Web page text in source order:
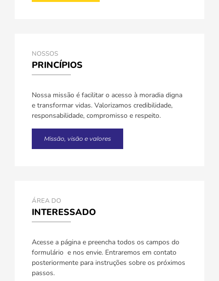
NOSSOS
PRINCÍPIOS
Nossa missão é facilitar o acesso à moradia digna
e transformar vidas. Valorizamos credibilidade,
responsabilidade, compromisso e respeito.
Missão, visão e valores
ÁREA DO
INTERESSADO
Acesse a página e preencha todos os campos do
formulário e nos envie. Entraremos em contato
posteriormente para instruções sobre os próximos
passos.